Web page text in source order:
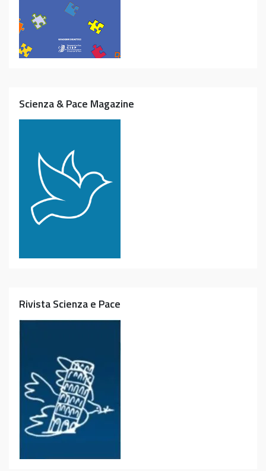
Scienza & Pace Magazine
Rivista Scienza e Pace